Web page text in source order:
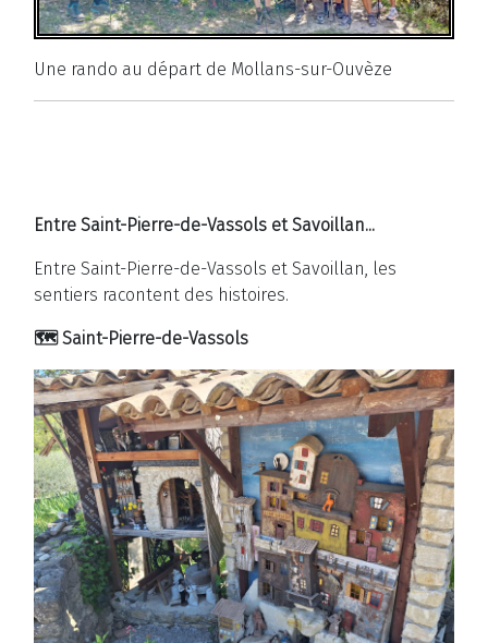
Une rando au départ de Mollans-sur-Ouvèze
Entre Saint-Pierre-de-Vassols et Savoillan...
Entre Saint-Pierre-de-Vassols et Savoillan, les
sentiers racontent des histoires.
🗺️ Saint-Pierre-de-Vassols